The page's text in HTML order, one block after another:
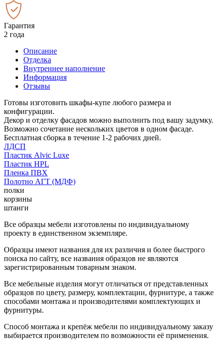
Гарантия
2 года
Описание
Отделка
Внутреннее наполнение
Информация
Отзывы
Готовы изготовить шкафы-купе любого размера и
конфигурации.
Декор и отделку фасадов можно выполнить под вашу задумку.
Возможно сочетание нескольких цветов в одном фасаде.
Бесплатная сборка в течение 1-2 рабочих дней.
ЛДСП
Пластик Alvic Luxe
Пластик HPL
Пленка ПВХ
Полотно АГТ (МДФ)
полки
корзины
штанги
Все образцы мебели изготовлены по индивидуальному
проекту в единственном экземпляре.
Образцы имеют названия для их различия и более быстрого
поиска по сайту, все названия образцов не являются
зарегистрированным товарным знаком.
Все мебельные изделия могут отличаться от представленных
образцов по цвету, размеру, комплектации, фурнитуре, а также
способами монтажа и производителями комплектующих и
фурнитуры.
Способ монтажа и крепёж мебели по индивидуальному заказу
выбирается производителем по возможности её применения.